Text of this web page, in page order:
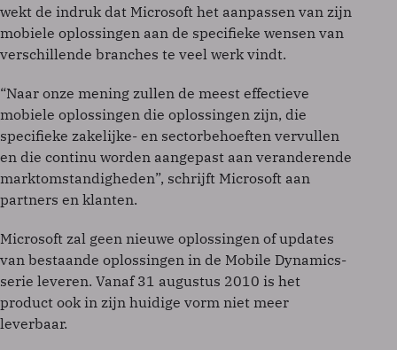
wekt de indruk dat Microsoft het aanpassen van zijn
mobiele oplossingen aan de specifieke wensen van
verschillende branches te veel werk vindt.
“Naar onze mening zullen de meest effectieve
mobiele oplossingen die oplossingen zijn, die
specifieke zakelijke- en sectorbehoeften vervullen
en die continu worden aangepast aan veranderende
marktomstandigheden”, schrijft Microsoft aan
partners en klanten.
Microsoft zal geen nieuwe oplossingen of updates
van bestaande oplossingen in de Mobile Dynamics-
serie leveren. Vanaf 31 augustus 2010 is het
product ook in zijn huidige vorm niet meer
leverbaar.